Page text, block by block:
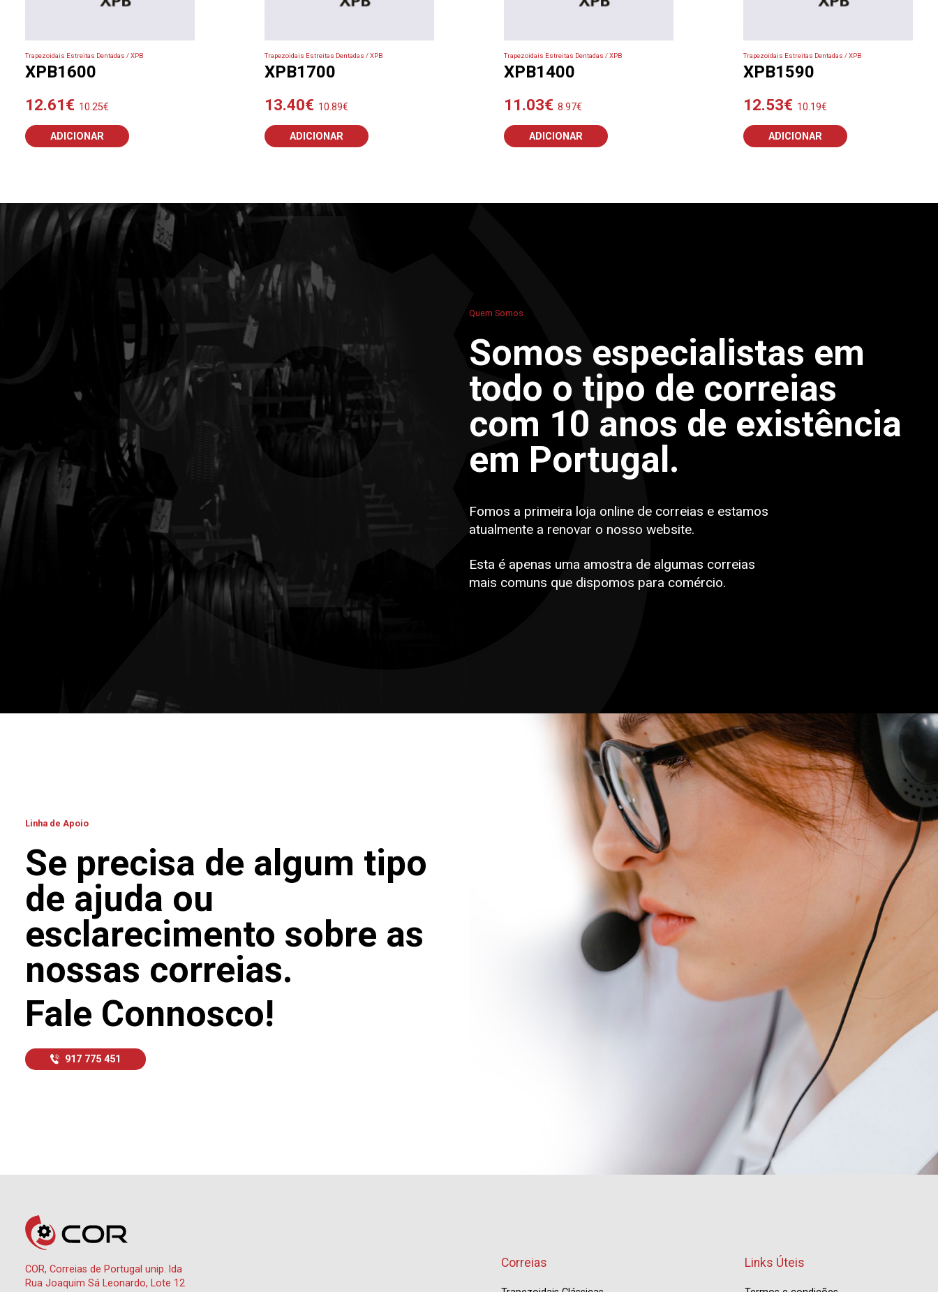
Trapezoidais Estreitas Dentadas / XPB
XPB1600
12.61€ 10.25€
ADICIONAR
Trapezoidais Estreitas Dentadas / XPB
XPB1700
13.40€ 10.89€
ADICIONAR
Trapezoidais Estreitas Dentadas / XPB
XPB1400
11.03€ 8.97€
ADICIONAR
Trapezoidais Estreitas Dentadas / XPB
XPB1590
12.53€ 10.19€
ADICIONAR
Quem Somos
Somos especialistas em
todo o tipo de correias
com 10 anos de existência
em Portugal.
Fomos a primeira loja online de correias e estamos
atualmente a renovar o nosso website.
Esta é apenas uma amostra de algumas correias
mais comuns que dispomos para comércio.
Linha de Apoio
Se precisa de algum tipo
de ajuda ou
esclarecimento sobre as
nossas correias.
Fale Connosco!
917 775 451
COR, Correias de Portugal unip. lda
Rua Joaquim Sá Leonardo, Lote 12
Correias Links Úteis